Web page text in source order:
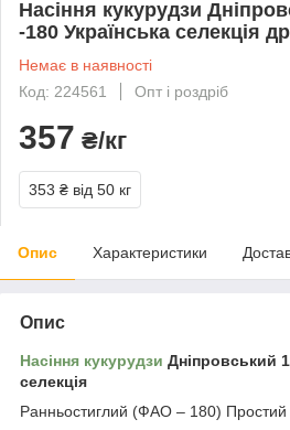
Насіння кукурудзи
-180 Українська селекція
Немає в наявності
Код: 224561
Опт і роздріб
357 ₴/кг
353 ₴ від 50 кг
Опис Характеристики
Опис
Насіння кукурудзи Дніпровський
селекція
Ранньостиглий (ФАО – 180) Простий